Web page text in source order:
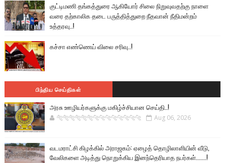
குட்டிமணி தங்கத்துரை ஆகியோர் சிலை நிறுவுவதற்கு நாளை
வரை தற்காலிக தடை பருத்தித்துறை நீதவான் நீதிமன்றம்
உத்தரவு..!
கச்சா எண்ணெய் விலை சரிவு..!
பிந்திய செய்திகள்
அரசு ஊழியர்களுக்கு மகிழ்ச்சியான செய்தி..!
🐅🐅🐅🐅🐅🐅🐆🐆🐆🐆🐆🐆🐆🐆 Aug 06, 2026
வடமராட்சி கிழக்கில் அராஜகம்: ஏழைத் தொழிலாளியின் வீடு,
வேலிகளை அடித்து நொறுக்கிய இனந்தெரியாத நபர்கள்.......!